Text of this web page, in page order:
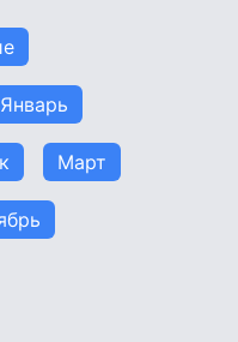
Январь
Март